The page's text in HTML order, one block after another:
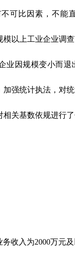
可比因素，不能
模以上工业企业调
业因规模变小而
强统计执法，对
关基数依规进行
入为2000万元及